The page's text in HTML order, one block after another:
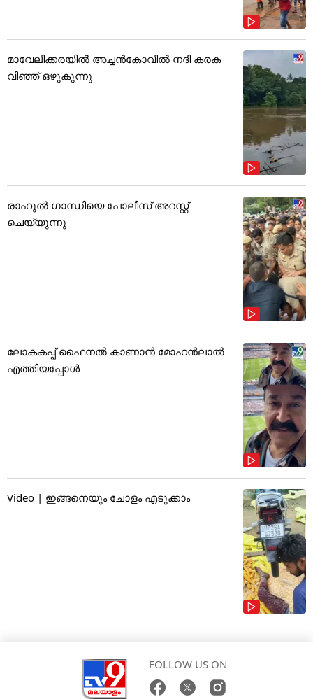
മാവേലിക്കരയിൽ അച്ചൻകോവിൽ നദി കരക
വിഞ്ഞ് ഒഴുകുന്നു
രാഹുൽ ഗാന്ധിയെ പോലീസ് അറസ്റ്റ്
ചെയ്യുന്നു
ലോകകപ്പ് ഫൈനൽ കാണാൻ മോഹൻലാൽ
എത്തിയപ്പോൾ
Video | ഇങ്ങനെയും ചോളം എടുക്കാം
FOLLOW US ON